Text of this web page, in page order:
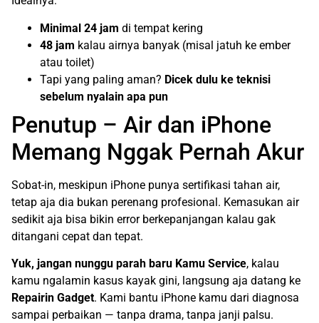
Minimal 24 jam di tempat kering
48 jam kalau airnya banyak (misal jatuh ke ember
atau toilet)
Tapi yang paling aman? Dicek dulu ke teknisi
sebelum nyalain apa pun
Penutup – Air dan iPhone
Memang Nggak Pernah Akur
Sobat-in, meskipun iPhone punya sertifikasi tahan air,
tetap aja dia bukan perenang profesional. Kemasukan air
sedikit aja bisa bikin error berkepanjangan kalau gak
ditangani cepat dan tepat.
Yuk, jangan nunggu parah baru Kamu Service, kalau
kamu ngalamin kasus kayak gini, langsung aja datang ke
Repairin Gadget. Kami bantu iPhone kamu dari diagnosa
sampai perbaikan — tanpa drama, tanpa janji palsu.